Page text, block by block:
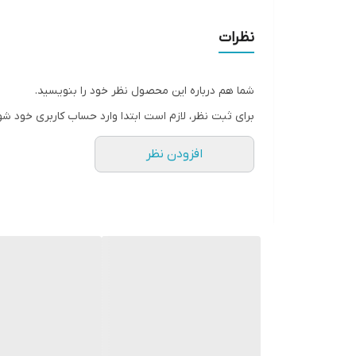
نظرات
شما هم درباره این محصول نظر خود را بنویسید.
برای ثبت نظر، لازم است ابتدا وارد حساب کاربری خود
افزودن نظر